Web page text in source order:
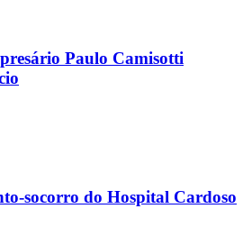
Paulo Camisotti
socorro do Hospital Cardoso